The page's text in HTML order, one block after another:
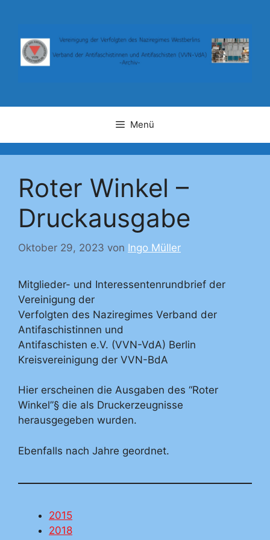
springen
Menü
Roter Winkel –
Druckausgabe
Oktober 29, 2023 von Ingo Müller
Mitglieder- und Interessentenrundbrief der
Vereinigung der
Verfolgten des Naziregimes Verband der
Antifaschistinnen und
Antifaschisten e.V. (VVN-VdA) Berlin
Kreisvereinigung der VVN-BdA
Hier erscheinen die Ausgaben des “Roter
Winkel”§ die als Druckerzeugnisse
herausgegeben wurden.
Ebenfalls nach Jahre geordnet.
2015
2018